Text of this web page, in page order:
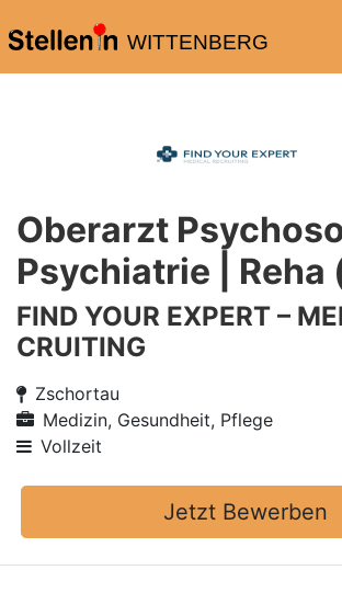
WITTENBERG
Oberarzt
Psychiatrie | Reha
FIND YOUR EXPERT –
CRUITING
Zschortau
Medizin, Gesundheit, Pflege
Vollzeit
Jetzt Bewerben